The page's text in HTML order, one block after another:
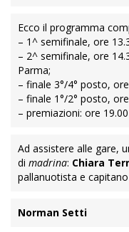
Ecco il programma
– 1^ semifinale, ore
– 2^ semifinale, ore
Parma;
– finale 3°/4° posto,
– finale 1°/2° posto,
– premiazioni: ore 19.00
Ad assistere alle gare,
di madrina: Chiara
pallanuotista e
Norman Setti